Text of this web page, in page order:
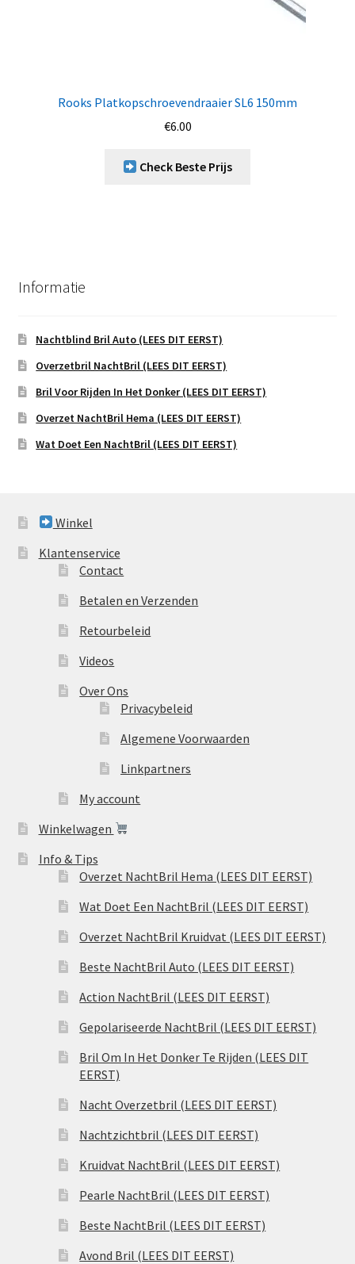
Rooks Platkopschroevendraaier SL6 150mm
€6.00
Check Beste Prijs
Informatie
Nachtblind Bril Auto (LEES DIT EERST)
Overzetbril NachtBril (LEES DIT EERST)
Bril Voor Rijden In Het Donker (LEES DIT EERST)
Overzet NachtBril Hema (LEES DIT EERST)
Wat Doet Een NachtBril (LEES DIT EERST)
Winkel
Klantenservice
Contact
Betalen en Verzenden
Retourbeleid
Videos
Over Ons
Privacybeleid
Algemene Voorwaarden
Linkpartners
My account
Winkelwagen
Info & Tips
Overzet NachtBril Hema (LEES DIT EERST)
Wat Doet Een NachtBril (LEES DIT EERST)
Overzet NachtBril Kruidvat (LEES DIT EERST)
Beste NachtBril Auto (LEES DIT EERST)
Action NachtBril (LEES DIT EERST)
Gepolariseerde NachtBril (LEES DIT EERST)
Bril Om In Het Donker Te Rijden (LEES DIT
EERST)
Nacht Overzetbril (LEES DIT EERST)
Nachtzichtbril (LEES DIT EERST)
Kruidvat NachtBril (LEES DIT EERST)
Pearle NachtBril (LEES DIT EERST)
Beste NachtBril (LEES DIT EERST)
Avond Bril (LEES DIT EERST)